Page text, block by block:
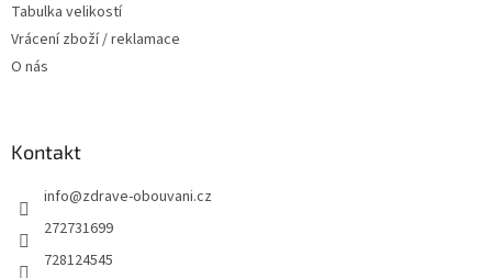
Tabulka velikostí
Vrácení zboží / reklamace
O nás
Kontakt
info@zdrave-obouvani.cz
272731699
728124545